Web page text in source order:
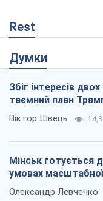
Rest
Думки
Збіг інтересів
таємний план
Віктор Швець 14,3
Мінськ готується
умовах
Олександр Левченко